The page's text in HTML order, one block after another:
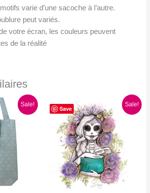
varie d’une sacoche à l’autre.
peut variés.
votre écran, les couleurs peuvent
de la réalité
Sale!
Save
Sale!